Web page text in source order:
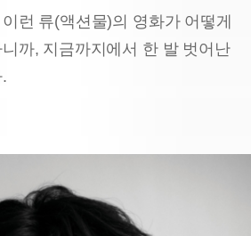
런 류(액션물)의 영화가 어떻게
까, 지금까지에서 한 발 벗어난